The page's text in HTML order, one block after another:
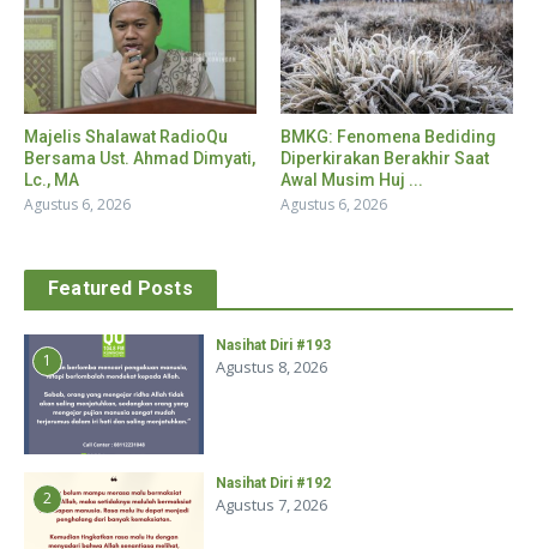
Majelis Shalawat RadioQu
Bersama Ust. Ahmad Dimyati,
Lc., MA
Agustus 6, 2026
BMKG: Fenomena Bediding
Diperkirakan Berakhir Saat
Awal Musim Huj ...
Agustus 6, 2026
Featured Posts
1
Nasihat Diri #193
Agustus 8, 2026
2
Nasihat Diri #192
Agustus 7, 2026